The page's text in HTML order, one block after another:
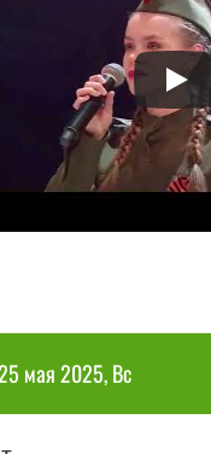
мая 2025, Вс